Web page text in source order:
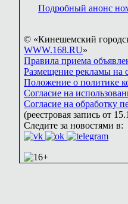
Подробный анонс
© «Кинешемский
WWW.168.RU»
Правила приема
Размещение рекламы на
Положение о политике
Согласие на
Согласие на обработку
(реестровая запись от
Следите за новостями в: